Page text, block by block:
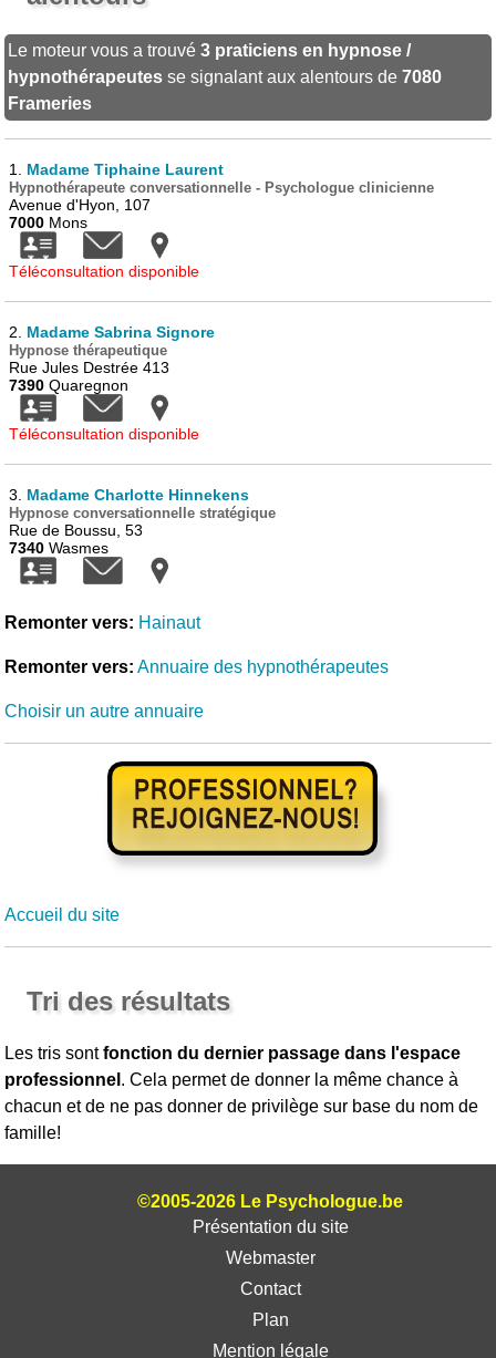
Le moteur vous a trouvé3 praticiens en hypnose /
hypnothérapeutes se signalant aux alentours de7080
Frameries
1. Madame Tiphaine Laurent
Hypnothérapeute conversationnelle - Psychologue clinicienne
Avenue d'Hyon, 107
7000 Mons
Téléconsultation disponible
2. Madame Sabrina Signore
Hypnose thérapeutique
Rue Jules Destrée 413
7390 Quaregnon
Téléconsultation disponible
3. Madame Charlotte Hinnekens
Hypnose conversationnelle stratégique
Rue de Boussu, 53
7340 Wasmes
Remonter vers: Hainaut
Remonter vers: Annuaire des hypnothérapeutes
Choisir un autre annuaire
Accueil du site
Tri des résultats
Les tris sontfonction du dernier passage dans l'espace
professionnel . Cela permet de donner la même chance à
chacun et de ne pas donner de privilège sur base du nom de
famille!
©2005-2026 Le Psychologue.be
Présentation du site
Webmaster
Contact
Plan
Mention légale